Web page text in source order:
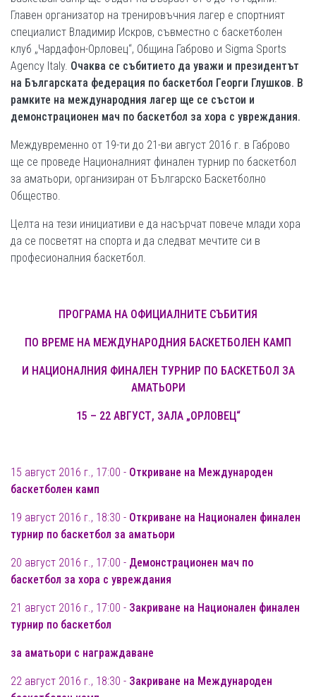
Главен организатор на тренировъчния лагер е спортният
специалист Владимир Искров, съвместно с баскетболен
клуб „Чардафон-Орловец“, Община Габрово и Sigma Sports
Agency Italy. Очаква се събитието да уважи и президентът
на Българската федерация по баскетбол Георги Глушков. В
рамките на международния лагер ще се състои и
демонстрационен мач по баскетбол за хора с увреждания.
Междувременно от 19-ти до 21-ви август 2016 г. в Габрово
ще се проведе Националният финален турнир по баскетбол
за аматьори, организиран от Българско Баскетболно
Общество.
Целта на тези инициативи е да насърчат повече млади хора
да се посветят на спорта и да следват мечтите си в
професионалния баскетбол.
ПРОГРАМА НА ОФИЦИАЛНИТЕ СЪБИТИЯ
ПО ВРЕМЕ НА МЕЖДУНАРОДНИЯ БАСКЕТБОЛЕН КАМП
И НАЦИОНАЛНИЯ ФИНАЛЕН ТУРНИР ПО БАСКЕТБОЛ ЗА
АМАТЬОРИ
15 – 22 АВГУСТ, ЗАЛА „ОРЛОВЕЦ“
15 август 2016 г., 17:00 - Откриване на Международен
баскетболен камп
19 август 2016 г., 18:30 - Откриване на Национален финален
турнир по баскетбол за аматьори
20 август 2016 г., 17:00 - Демонстрационен мач по
баскетбол за хора с увреждания
21 август 2016 г., 17:00 - Закриване на Национален финален
турнир по баскетбол
за аматьори с награждаване
22 август 2016 г., 18:30 - Закриване на Международен